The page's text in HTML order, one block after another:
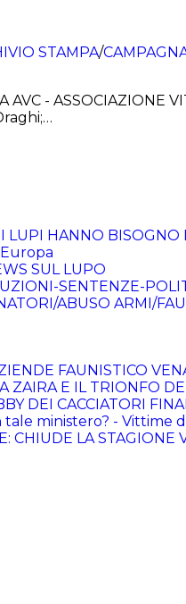
STAMPA/
AVC - ASSOCIAZIONE
I LUPI HANNO BISOGNO
SUL LUPO
SENTENZE-
ABUSO ARMI/
FAUNISTICO
ZAIRA E IL TRIONFO
DEI CACCIATORI
tale ministero? - Vittime
CHIUDE LA STAGIONE